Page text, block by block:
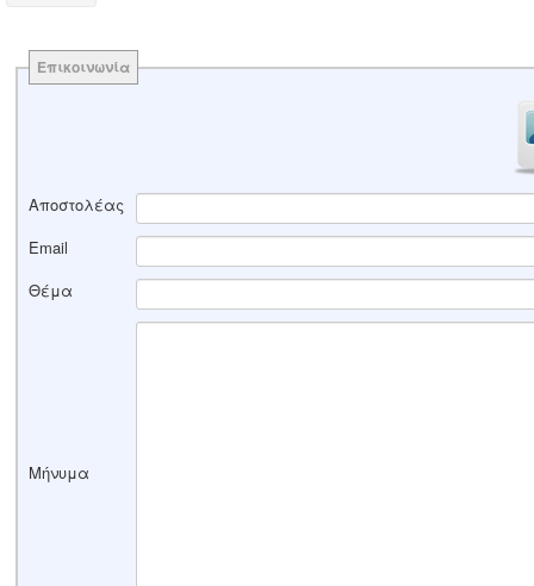
Επικοινωνία
Αποστολέας
Email
Θέμα
Μήνυμα